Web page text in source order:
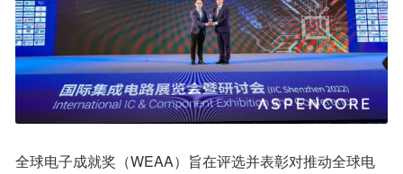
全球电子成就奖（WEAA）旨在评选并表彰对推动全球电